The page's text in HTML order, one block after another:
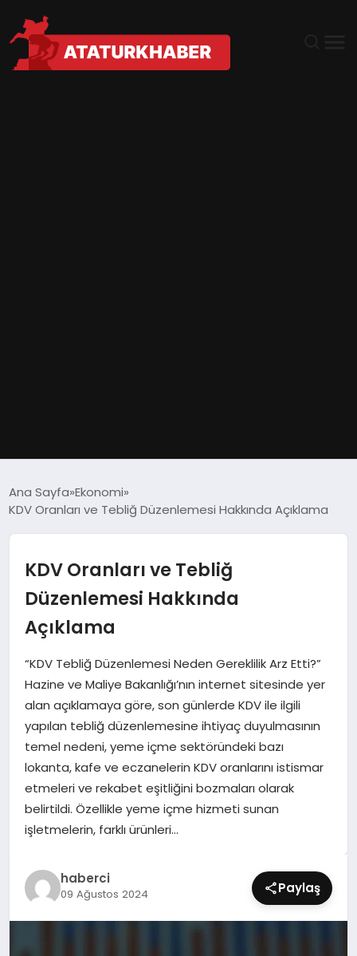
EĞITIM
EKONOMI
SAĞLIK
SIYASET
SPOR
TEKNOLOJI
Ana Sayfa Ekonomi
KDV Oranları ve Tebliğ Düzenlemesi Hakkında Açıklama
KDV Oranları ve Tebliğ
Düzenlemesi Hakkında
Açıklama
“KDV Tebliğ Düzenlemesi Neden Gereklilik Arz Etti?”
Hazine ve Maliye Bakanlığı’nın internet sitesinde yer
alan açıklamaya göre, son günlerde KDV ile ilgili
yapılan tebliğ düzenlemesine ihtiyaç duyulmasının
temel nedeni, yeme içme sektöründeki bazı
lokanta, kafe ve eczanelerin KDV oranlarını istismar
etmeleri ve rekabet eşitliğini bozmaları olarak
belirtildi. Özellikle yeme içme hizmeti sunan
işletmelerin, farklı ürünleri…
haberci
09 Ağustos 2024 Paylaş